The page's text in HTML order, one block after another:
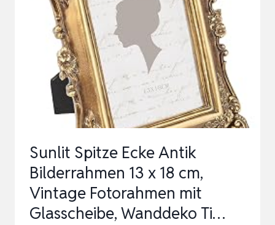
FOTORAHMEN
VINTAGE-
VINTAGE
FOTOHALTER
BILD…
Sunlit Spitze Ecke Antik
Bilderrahmen 13 x 18 cm,
Vintage Fotorahmen mit
Glasscheibe, Wanddeko Ti…